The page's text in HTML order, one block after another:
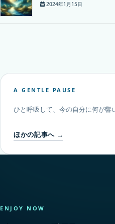
2024年1月15日
A GENTLE PAUSE
ひと呼吸して、今の自分に何が響
ほかの記事へ →
ENJOY NOW